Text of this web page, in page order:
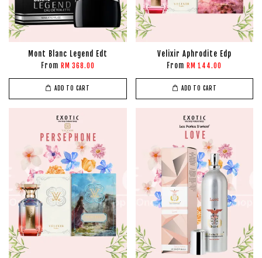
Mont Blanc Legend Edt
From RM 368.00
ADD TO CART
Velixir Aphrodite Edp
From RM 144.00
ADD TO CART